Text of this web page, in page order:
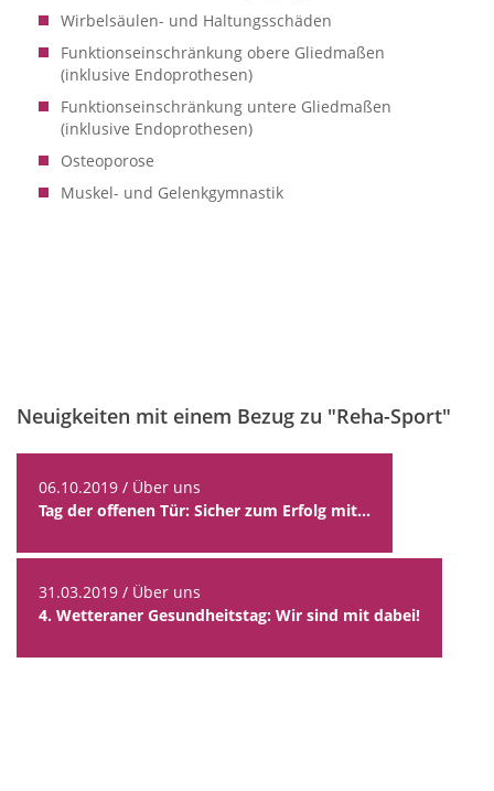
Wirbelsäulen- und Haltungsschäden
Funktionseinschränkung obere Gliedmaßen
(inklusive Endoprothesen)
Funktionseinschränkung untere Gliedmaßen
(inklusive Endoprothesen)
Osteoporose
Muskel- und Gelenkgymnastik
Neuigkeiten mit einem Bezug zu "Reha-Sport"
06.10.2019 / Über uns
Tag der offenen Tür: Sicher zum Erfolg mit...
31.03.2019 / Über uns
4. Wetteraner Gesundheitstag: Wir sind mit dabei!